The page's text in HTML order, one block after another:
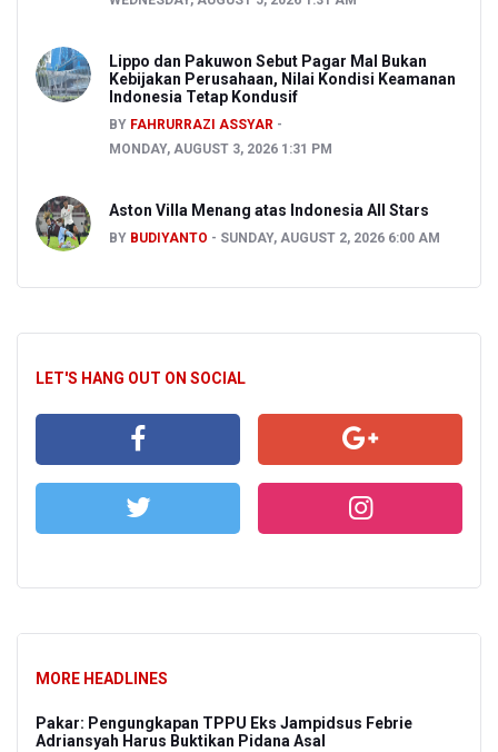
Lippo dan Pakuwon Sebut Pagar Mal Bukan
Kebijakan Perusahaan, Nilai Kondisi Keamanan
Indonesia Tetap Kondusif
BY FAHRURRAZI ASSYAR
MONDAY, AUGUST 3, 2026 1:31 PM
Aston Villa Menang atas Indonesia All Stars
BY BUDIYANTO SUNDAY, AUGUST 2, 2026 6:00 AM
LET'S HANG OUT ON SOCIAL
MORE HEADLINES
Pakar: Pengungkapan TPPU Eks Jampidsus Febrie
Adriansyah Harus Buktikan Pidana Asal